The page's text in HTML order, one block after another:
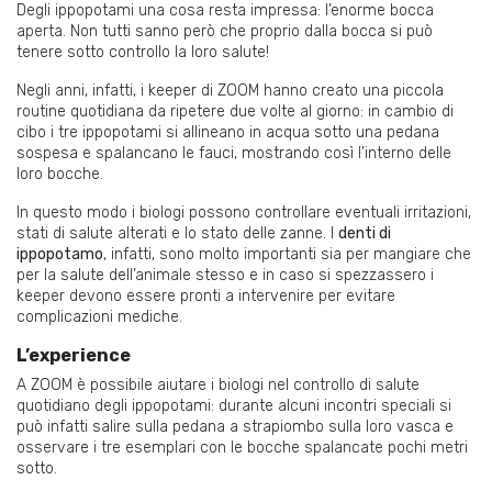
Degli ippopotami una cosa resta impressa: l’enorme bocca
aperta. Non tutti sanno però che proprio dalla bocca si può
tenere sotto controllo la loro salute!
Negli anni, infatti, i keeper di ZOOM hanno creato una piccola
routine quotidiana da ripetere due volte al giorno: in cambio di
cibo i tre ippopotami si allineano in acqua sotto una pedana
sospesa e spalancano le fauci, mostrando così l’interno delle
loro bocche.
In questo modo i biologi possono controllare eventuali irritazioni,
stati di salute alterati e lo stato delle zanne. I denti di
ippopotamo, infatti, sono molto importanti sia per mangiare che
per la salute dell’animale stesso e in caso si spezzassero i
keeper devono essere pronti a intervenire per evitare
complicazioni mediche.
L’experience
A ZOOM è possibile aiutare i biologi nel controllo di salute
quotidiano degli ippopotami: durante alcuni incontri speciali si
può infatti salire sulla pedana a strapiombo sulla loro vasca e
osservare i tre esemplari con le bocche spalancate pochi metri
sotto.